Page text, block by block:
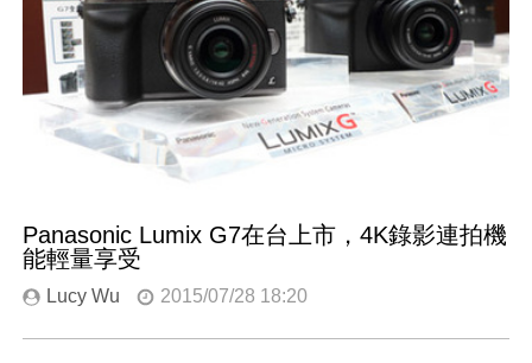
Panasonic Lumix G7在台上市，4K錄影連拍機
能輕量享受
Lucy Wu 2015/07/28 18:20